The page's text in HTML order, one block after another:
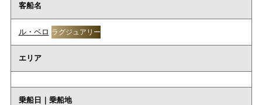
客船名
ル・ベロ ラグジュアリー
エリア
乗船日｜乗船地